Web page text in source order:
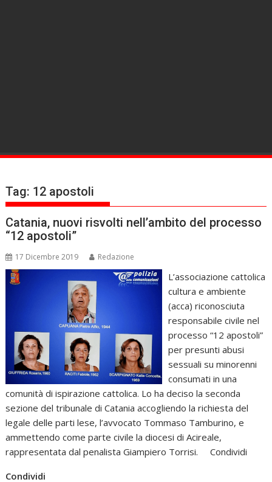
Tag: 12 apostoli
Catania, nuovi risvolti nell’ambito del processo
“12 apostoli”
17 Dicembre 2019 Redazione
L’associazione cattolica
cultura e ambiente
(acca) riconosciuta
responsabile civile nel
processo “12 apostoli”
per presunti abusi
sessuali su minorenni
consumati in una
comunità di ispirazione cattolica. Lo ha deciso la seconda
sezione del tribunale di Catania accogliendo la richiesta del
legale delle parti lese, l’avvocato Tommaso Tamburino, e
ammettendo come parte civile la diocesi di Acireale,
rappresentata dal penalista Giampiero Torrisi. Condividi
Condividi